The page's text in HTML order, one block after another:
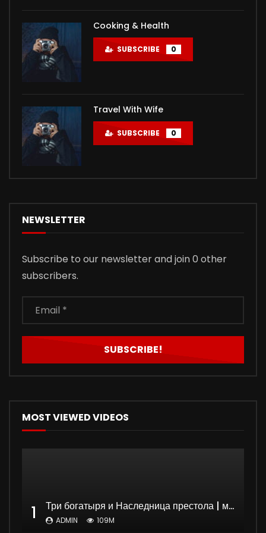
Cooking & Health
SUBSCRIBE 0
Travel With Wife
SUBSCRIBE 0
NEWSLETTER
Subscribe to our newsletter and join 0 other
subscribers.
MOST VIEWED VIDEOS
1 Три богатыря и Наследница престола | мультфильм
ADMIN 109M